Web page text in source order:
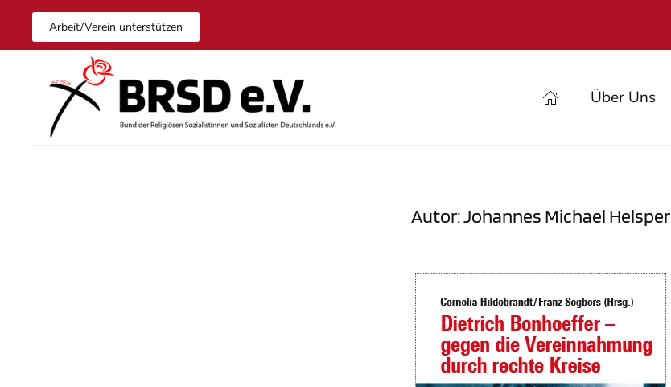
Zum Hauptinhalt springen
Arbeit/Verein unterstützen
Über Uns
Autor:Johannes Michael Helsper